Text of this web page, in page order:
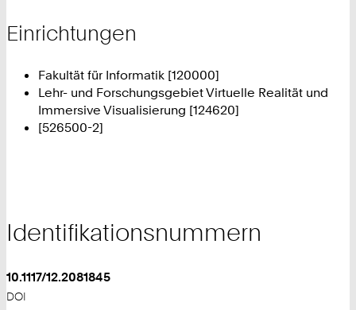
Einrichtungen
Fakultät für Informatik [120000]
Lehr- und Forschungsgebiet Virtuelle Realität und
Immersive Visualisierung [124620]
[526500-2]
Identifikationsnummern
10.1117/12.2081845
DOI